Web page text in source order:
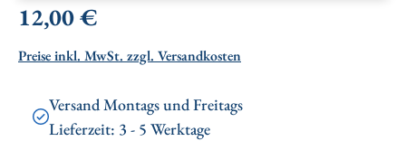
Regulärer Preis:
12,00 €
Preise inkl. MwSt. zzgl. Versandkosten
Versand Montags und Freitags
Lieferzeit: 3 - 5 Werktage